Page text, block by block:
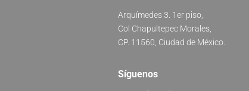
Arquímedes 3. 1er piso,
Col Chapultepec Morales,
CP. 11560, Ciudad de México.
Síguenos